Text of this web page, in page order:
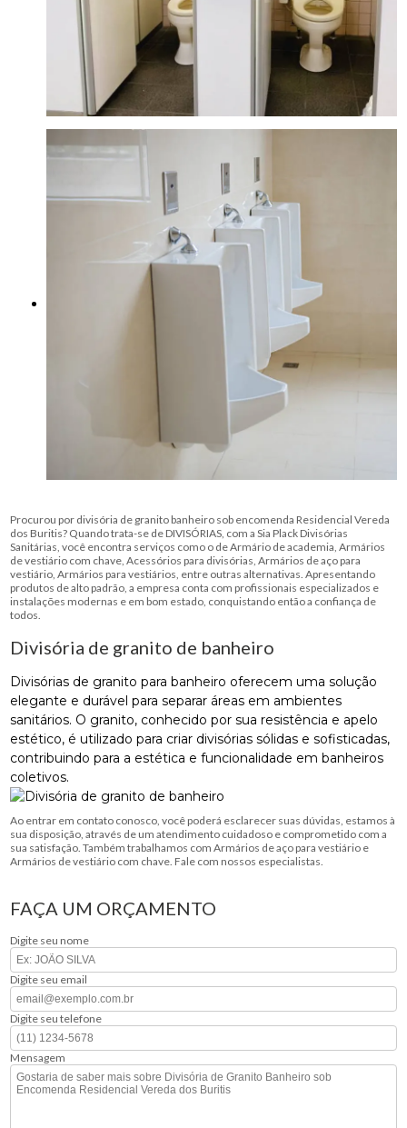
Procurou por divisória de granito banheiro sob encomenda Residencial Vereda
dos Buritis? Quando trata-se de DIVISÓRIAS, com a Sia Plack Divisórias
Sanitárias, você encontra serviços como o de Armário de academia, Armários
de vestiário com chave, Acessórios para divisórias, Armários de aço para
vestiário, Armários para vestiários, entre outras alternativas. Apresentando
produtos de alto padrão, a empresa conta com profissionais especializados e
instalações modernas e em bom estado, conquistando então a confiança de
todos.
Divisória de granito de banheiro
Divisórias de granito para banheiro oferecem uma solução
elegante e durável para separar áreas em ambientes
sanitários. O granito, conhecido por sua resistência e apelo
estético, é utilizado para criar divisórias sólidas e sofisticadas,
contribuindo para a estética e funcionalidade em banheiros
coletivos.
Ao entrar em contato conosco, você poderá esclarecer suas dúvidas, estamos à
sua disposição, através de um atendimento cuidadoso e comprometido com a
sua satisfação. Também trabalhamos com Armários de aço para vestiário e
Armários de vestiário com chave. Fale com nossos especialistas.
FAÇA UM ORÇAMENTO
Digite seu nome
Digite seu email
Digite seu telefone
Mensagem